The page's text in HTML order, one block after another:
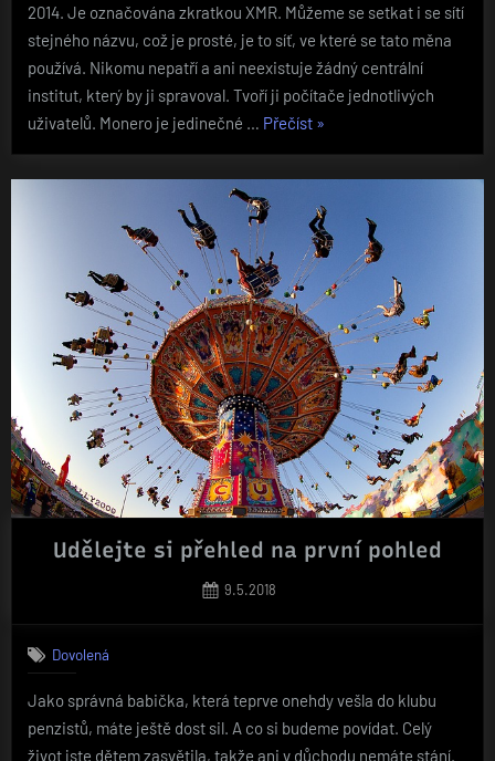
2014. Je označována zkratkou XMR. Můžeme se setkat i se sítí
stejného názvu, což je prosté, je to síť, ve které se tato měna
používá. Nikomu nepatří a ani neexistuje žádný centrální
institut, který by ji spravoval. Tvoří ji počítače jednotlivých
uživatelů. Monero je jedinečné … Přečíst„Svoji
získal
monero
mining“
»
Udělejte si přehled na první pohled
Posted
9.5.2018
Dovolená
Jako správná babička, která teprve onehdy vešla do klubu
penzistů, máte ještě dost sil. A co si budeme povídat. Celý
život jste dětem zasvětila, takže ani v důchodu nemáte stání.